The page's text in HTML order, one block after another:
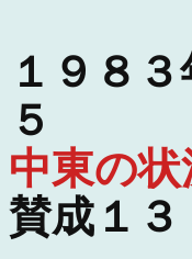
１９８
５
中東の
賛成１